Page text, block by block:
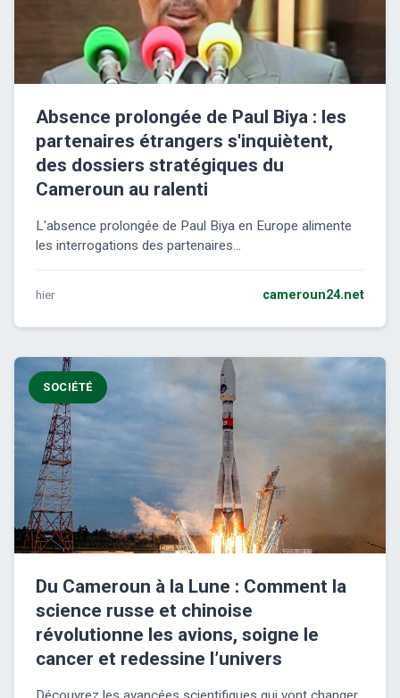
Absence prolongée de Paul Biya : les
partenaires étrangers s'inquiètent,
des dossiers stratégiques du
Cameroun au ralenti
L'absence prolongée de Paul Biya en Europe alimente
les interrogations des partenaires...
hier cameroun24.net
SOCIÉTÉ
Du Cameroun à la Lune : Comment la
science russe et chinoise
révolutionne les avions, soigne le
cancer et redessine l’univers